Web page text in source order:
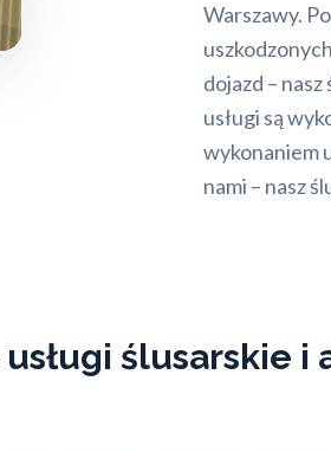
Warszawy.
dojazd –
usługi są
wykonaniem
nami – nasz
ślusarskie